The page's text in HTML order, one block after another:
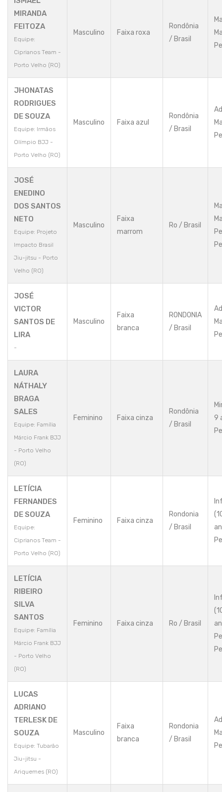
MIRANDA
FEITOZA
Equipe:
Ciprianos Team -
Porto Velho (RO)
Masculino Faixa roxa
Rondônia
/ Brasil
JHONATAS
RODRIGUES
DE SOUZA
Equipe: Irmãos
Olímpio BJJ -
Porto Velho (RO)
Masculino Faixa azul
Rondônia
/ Brasil
JOSÉ
ENEDINO
DOS SANTOS
NETO
Equipe: Projeto
Impacto Brasil
Jiu-jitsu - Porto
Velho (RO)
Masculino
Faixa
marrom
Ro / Brasil
JOSÉ
VICTOR
SANTOS DE
LIRA
-
Masculino
Faixa
branca
RONDONIA
/ Brasil
LAURA
NÁTHALY
BRAGA
SALES
Equipe: Família
Márcio Frank BJJ
- Porto Velho
(RO)
Feminino Faixa cinza
Rondônia
/ Brasil
9
LETÍCIA
FERNANDES
DE SOUZA
Equipe:
Ciprianos Team -
Porto Velho (RO)
Feminino Faixa cinza
Rondonia
/ Brasil
LETÍCIA
RIBEIRO
SILVA
SANTOS
Equipe: Família
Márcio Frank BJJ
- Porto Velho
(RO)
Feminino Faixa cinza Ro / Brasil
LUCAS
ADRIANO
TERLESK DE
SOUZA
Equipe: Tubarão
Jiu-jitsu -
Ariquemes (RO)
Masculino
Faixa
branca
Rondonia
/ Brasil